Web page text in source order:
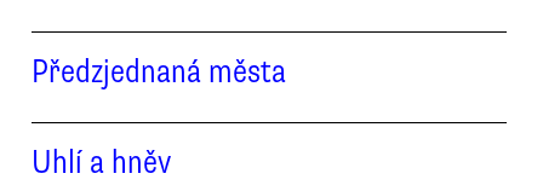
Předzjednaná města
Uhlí a hněv